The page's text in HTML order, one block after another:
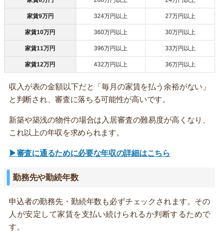
家賃9万円 324万円以上 27万円以上
家賃10万円 360万円以上 30万円以上
家賃11万円 396万円以上 33万円以上
家賃12万円 432万円以上 36万円以上
収入が表の金額以下だと「毎月の家賃を払う余裕がない」
と判断され、審査に落ちる可能性が高いです。
新築や築浅の物件の場合は入居審査の難易度が高くなり、
これ以上の年収を求められます。
▶審査に通るために必要な年収の詳細はこちら
勤務先や勤続年数
申込者の勤務先・勤続年数も必ずチェックされます。その
人が安定して家賃を支払い続けられるか判断するためで
す。